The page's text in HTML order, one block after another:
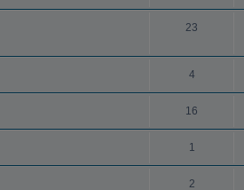
23
4
16
1
2